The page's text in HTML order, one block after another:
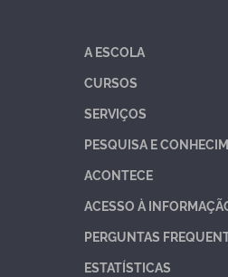
A ESCOLA
CURSOS
SERVIÇOS
PESQUISA E
ACONTECE
ACESSO À
PERGUNTAS
ESTATÍSTICAS